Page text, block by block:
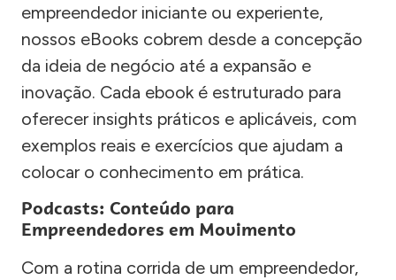
empreendedor iniciante ou experiente,
nossos eBooks cobrem desde a concepção
da ideia de negócio até a expansão e
inovação. Cada ebook é estruturado para
oferecer insights práticos e aplicáveis, com
exemplos reais e exercícios que ajudam a
colocar o conhecimento em prática.
Podcasts: Conteúdo para
Empreendedores em Movimento
Com a rotina corrida de um empreendedor,